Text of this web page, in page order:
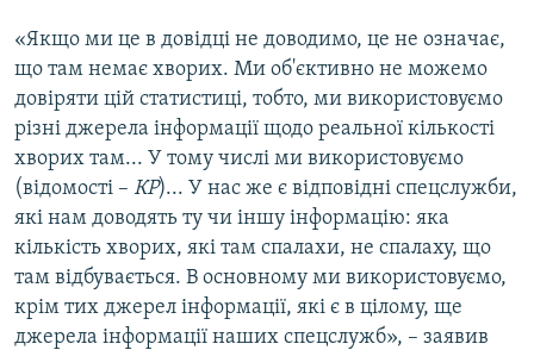
«Якщо ми це в довідці не доводимо, це не означає,
що там немає хворих. Ми об'єктивно не можемо
довіряти цій статистиці, тобто, ми використовуємо
різні джерела інформації щодо реальної кількості
хворих там... У тому числі ми використовуємо
(відомості – КР)... У нас же є відповідні спецслужби,
які нам доводять ту чи іншу інформацію: яка
кількість хворих, які там спалахи, не спалаху, що
там відбувається. В основному ми використовуємо,
крім тих джерел інформації, які є в цілому, ще
джерела інформації наших спецслужб», – заявив